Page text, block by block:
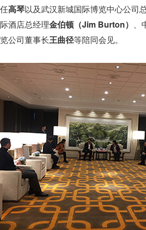
任高琴以及武汉新城国际博览中心公司
际酒店总经理金伯顿（Jim Burton） 、
览公司董事长王曲径等陪同会见。